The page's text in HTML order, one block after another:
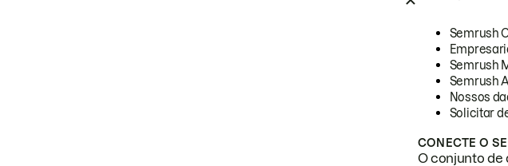
Semrush
Semrush
Semrush
Nossos
Solicitar
CONECTE O
O conjunto de